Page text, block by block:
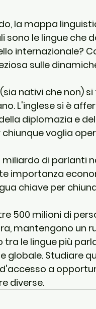
la mappa
le lingue che
internazionale?
sulle
nativi che non) si
L'inglese si è
diplomazia e
voglia
miliardo di parlanti
importanza
chiave per
500 milioni di
mantengono un
tra le lingue più
Studiare
a
diverse.